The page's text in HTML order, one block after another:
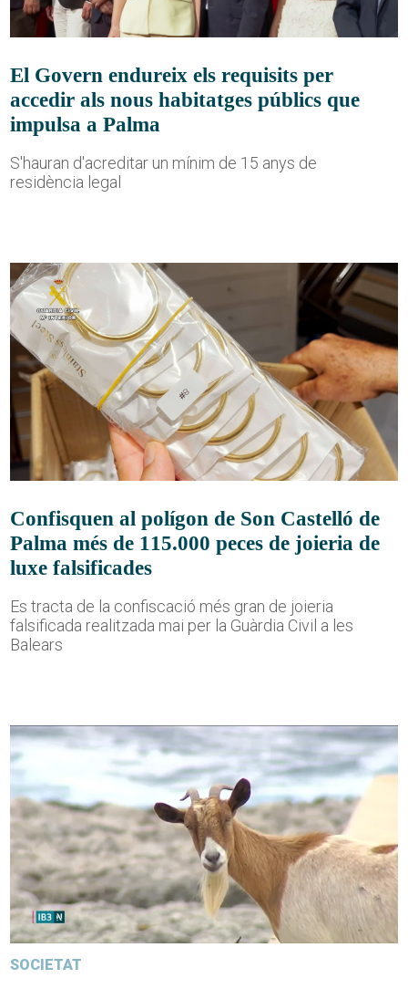
El Govern endureix els requisits per
accedir als nous habitatges públics que
impulsa a Palma
S'hauran d'acreditar un mínim de 15 anys de
residència legal
Confisquen al polígon de Son Castelló de
Palma més de 115.000 peces de joieria de
luxe falsificades
Es tracta de la confiscació més gran de joieria
falsificada realitzada mai per la Guàrdia Civil a les
Balears
SOCIETAT